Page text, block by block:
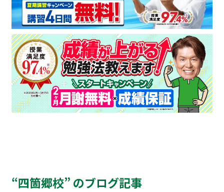
“四箇郷校” のブログ記事